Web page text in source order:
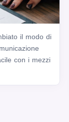
il modo di
con i mezzi